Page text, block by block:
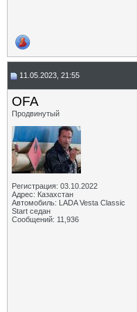
11.05.2023, 21:55
OFA
Продвинутый
Регистрация: 03.10.2022
Адрес: Казахстан
Автомобиль: LADA Vesta Classic
Start седан
Сообщений: 11,936